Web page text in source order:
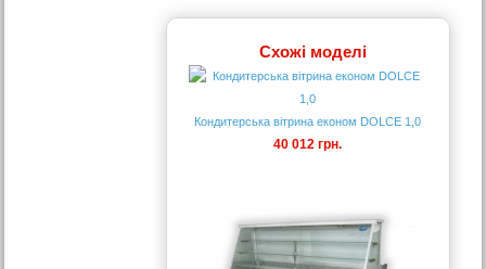
Схожі моделі
Кондитерська вітрина економ DOLCE 1,0
40 012 грн.